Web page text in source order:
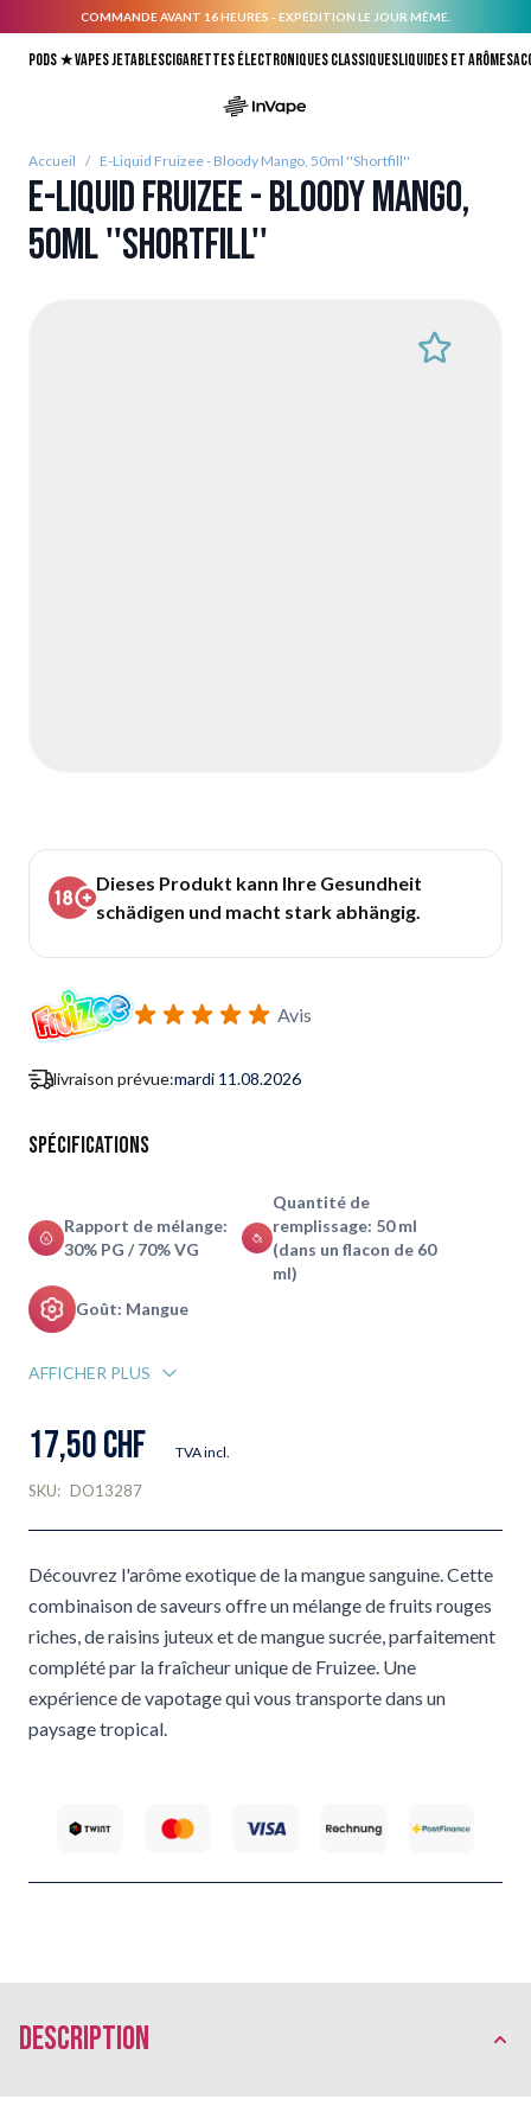
COMMANDE AVANT 16 HEURES - EXPÉDITION LE JOUR MÊME.
Pods ★Vapes jetablesCigarettes électroniques classiquesLiquides et arômes
Accueil / E-Liquid Fruizee - Bloody Mango, 50ml ''Shortfill''
E-Liquid Fruizee - Bloody Mango,
50ml ''Shortfill''
Dieses Produkt kann Ihre Gesundheit
schädigen und macht stark abhängig.
Avis
livraison prévue:mardi 11.08.2026
Spécifications
Rapport de mélange:
30% PG / 70% VG
Quantité de
remplissage: 50 ml
(dans un flacon de 60
ml)
Goût: Mangue
AFFICHER PLUS
17,50 CHF TVA incl.
SKU: DO13287
Découvrez l'arôme exotique de la mangue sanguine. Cette
combinaison de saveurs offre un mélange de fruits rouges
riches, de raisins juteux et de mangue sucrée, parfaitement
complété par la fraîcheur unique de Fruizee. Une
expérience de vapotage qui vous transporte dans un
paysage tropical.
Description